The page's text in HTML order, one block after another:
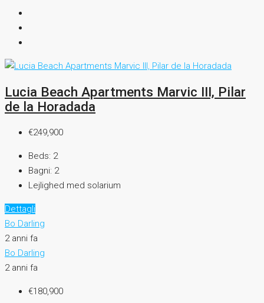
Lucia Beach Apartments Marvic III, Pilar
de la Horadada
€249,900
Beds: 2
Bagni: 2
Lejlighed med solarium
Dettagli
Bo Darling
2 anni fa
Bo Darling
2 anni fa
€180,900